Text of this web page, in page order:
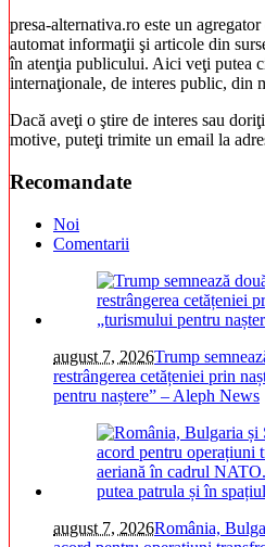
presa-alternativa.ro este un
automat informaţii şi articole din
în atenţia publicului. Aici veţi putea
internaţionale, de interes public, din
Dacă aveţi o ştire de interes sau
motive, puteţi trimite un email la
Recomandate
Noi
Comentarii
august 7, 2026Trump
restrângerea cetățeniei prin
pentru naștere” – Aleph News
august 7, 2026România,